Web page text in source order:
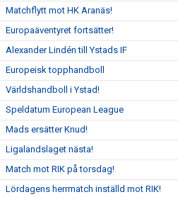
Matchflytt mot HK Aranäs!
Europaäventyret fortsätter!
Alexander Lindén till Ystads IF
Europeisk topphandboll
Världshandboll i Ystad!
Speldatum European League
Mads ersätter Knud!
Ligalandslaget nästa!
Match mot RIK på torsdag!
Lördagens herrmatch inställd mot RIK!